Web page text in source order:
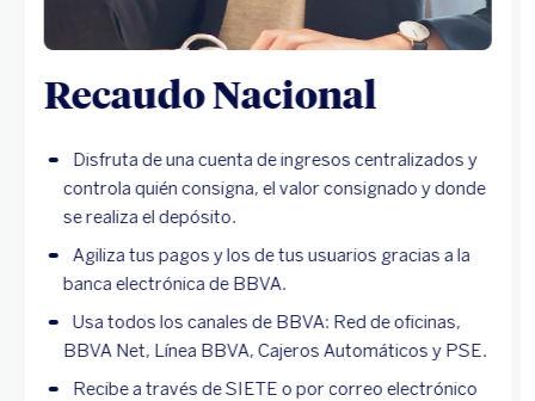
Recaudo Nacional
Disfruta de una cuenta de ingresos centralizados y
controla quién consigna, el valor consignado y donde
se realiza el depósito.
Agiliza tus pagos y los de tus usuarios gracias a la
banca electrónica de BBVA.
Usa todos los canales de BBVA: Red de oficinas,
BBVA Net, Línea BBVA, Cajeros Automáticos y PSE.
Recibe a través de SIETE o por correo electrónico